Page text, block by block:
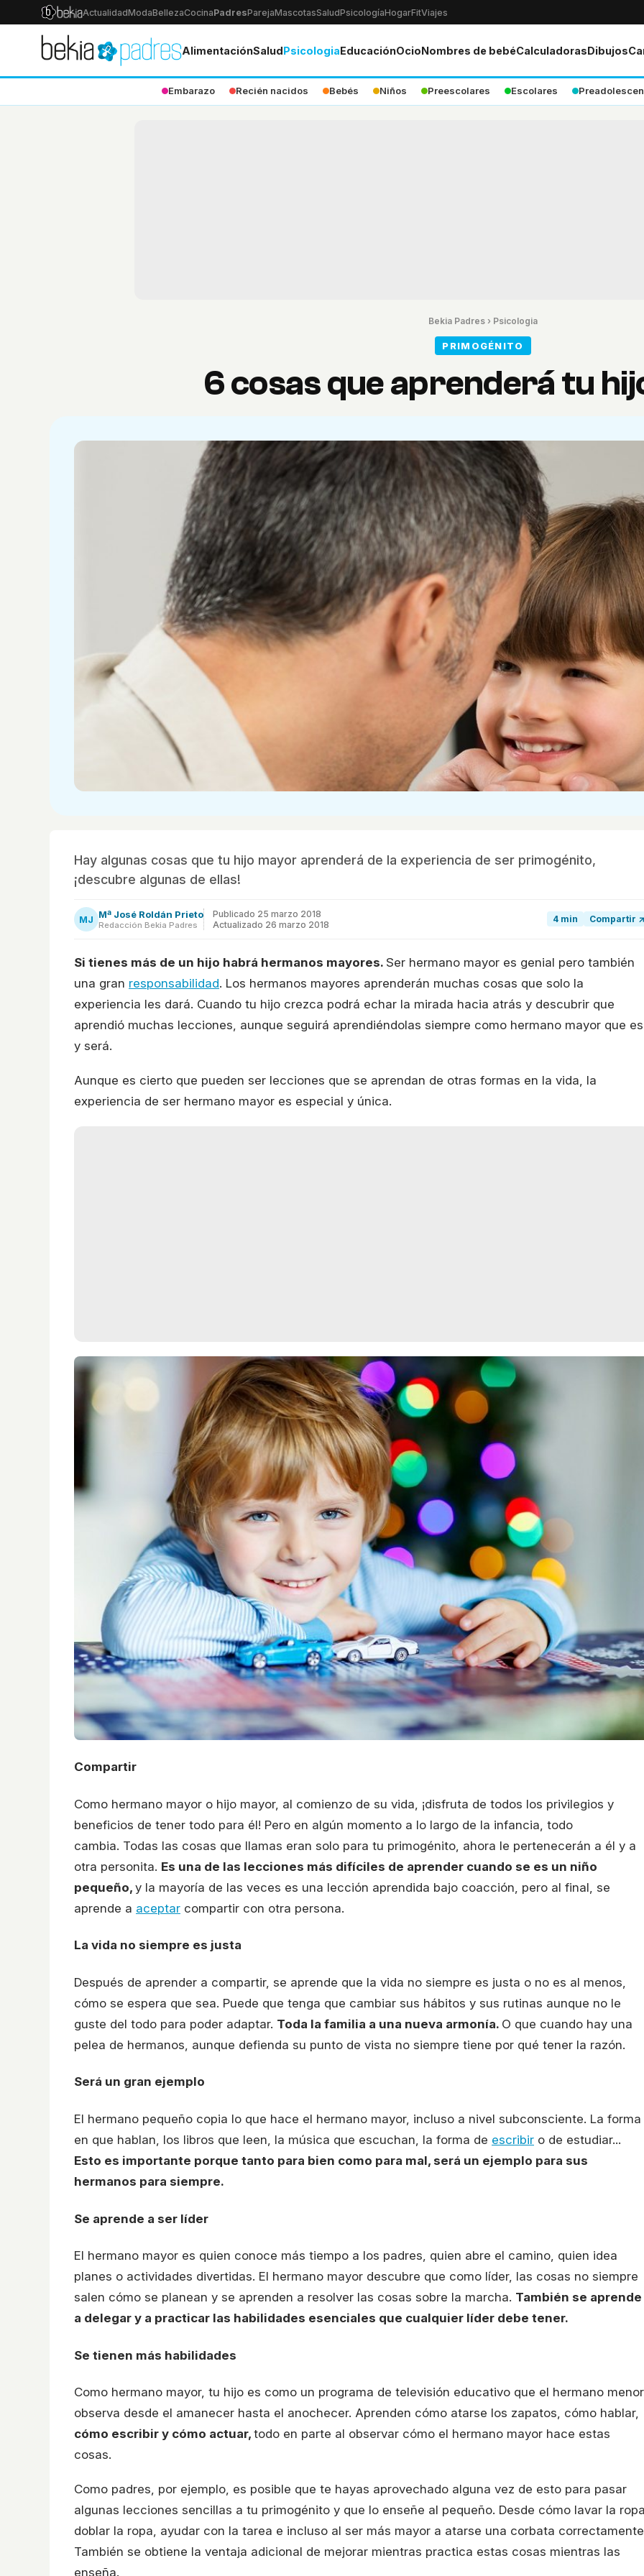
ActualidadModaBellezaCocinaPadresParejaMascotasSaludPsicologíaHogarFitViajes
AlimentaciónSaludPsicologiaEducaciónOcioNombres de bebéCalculadorasDibujos
Embarazo Recién nacidos Bebés Niños Preescolares Escolares
Bekia Padres › Psicologia
PRIMOGÉNITO
6 cosas que aprenderá tu
Hay algunas cosas que tu hijo mayor aprenderá de la experiencia de ser primogénito,
¡descubre algunas de ellas!
MJ Mª José Roldán Prieto
Redacción Bekia Padres
Publicado 25 marzo 2018
Actualizado 26 marzo 2018
4 min Compartir ↗
Si tienes más de un hijo habrá hermanos mayores. Ser hermano mayor es genial pero también
una gran responsabilidad. Los hermanos mayores aprenderán muchas cosas que solo la
experiencia les dará. Cuando tu hijo crezca podrá echar la mirada hacia atrás y descubrir que
aprendió muchas lecciones, aunque seguirá aprendiéndolas siempre como hermano mayor que es
y será.
Aunque es cierto que pueden ser lecciones que se aprendan de otras formas en la vida, la
experiencia de ser hermano mayor es especial y única.
Compartir
Como hermano mayor o hijo mayor, al comienzo de su vida, ¡disfruta de todos los privilegios y
beneficios de tener todo para él! Pero en algún momento a lo largo de la infancia, todo
cambia. Todas las cosas que llamas eran solo para tu primogénito, ahora le pertenecerán a él y a
otra personita. Es una de las lecciones más difíciles de aprender cuando se es un niño
pequeño, y la mayoría de las veces es una lección aprendida bajo coacción, pero al final, se
aprende a aceptar compartir con otra persona.
La vida no siempre es justa
Después de aprender a compartir, se aprende que la vida no siempre es justa o no es al menos,
cómo se espera que sea. Puede que tenga que cambiar sus hábitos y sus rutinas aunque no le
guste del todo para poder adaptar. Toda la familia a una nueva armonía. O que cuando hay una
pelea de hermanos, aunque defienda su punto de vista no siempre tiene por qué tener la razón.
Será un gran ejemplo
El hermano pequeño copia lo que hace el hermano mayor, incluso a nivel subconsciente. La forma
en que hablan, los libros que leen, la música que escuchan, la forma de escribir o de estudiar...
Esto es importante porque tanto para bien como para mal, será un ejemplo para sus
hermanos para siempre.
Se aprende a ser líder
El hermano mayor es quien conoce más tiempo a los padres, quien abre el camino, quien idea
planes o actividades divertidas. El hermano mayor descubre que como líder, las cosas no siempre
salen cómo se planean y se aprenden a resolver las cosas sobre la marcha. También se aprende
a delegar y a practicar las habilidades esenciales que cualquier líder debe tener.
Se tienen más habilidades
Como hermano mayor, tu hijo es como un programa de televisión educativo que el hermano menor
observa desde el amanecer hasta el anochecer. Aprenden cómo atarse los zapatos, cómo hablar,
cómo escribir y cómo actuar, todo en parte al observar cómo el hermano mayor hace estas
cosas.
Como padres, por ejemplo, es posible que te hayas aprovechado alguna vez de esto para pasar
algunas lecciones sencillas a tu primogénito y que lo enseñe al pequeño. Desde cómo lavar la
doblar la ropa, ayudar con la tarea e incluso al ser más mayor a atarse una corbata
También se obtiene la ventaja adicional de mejorar mientras practica estas cosas mientras las
enseña.